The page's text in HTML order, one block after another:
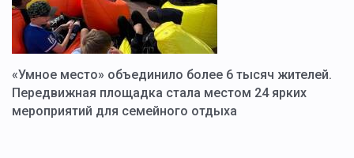
«Умное место» объединило более 6 тысяч жителей.
Передвижная площадка стала местом 24 ярких
мероприятий для семейного отдыха